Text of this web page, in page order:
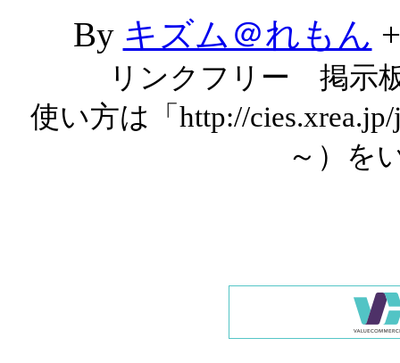
By キズム＠れもん
リンクフリー 掲示
使い方は「http://
～）を